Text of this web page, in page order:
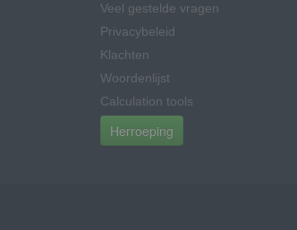
Veel gestelde vragen
Privacybeleid
Klachten
Woordenlijst
Calculation tools
Herroeping